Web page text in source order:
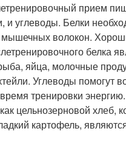
прием
и углеводы. Белки
мышечных волокон.
белка
яйца, молочные
Углеводы помогут
тренировки
цельнозерновой хлеб,
картофель,